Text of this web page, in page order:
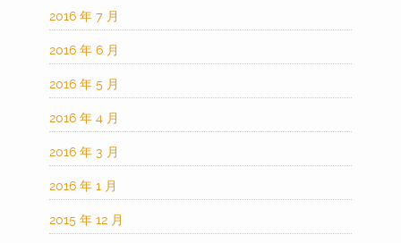
2016 年 7 月
2016 年 6 月
2016 年 5 月
2016 年 4 月
2016 年 3 月
2016 年 1 月
2015 年 12 月